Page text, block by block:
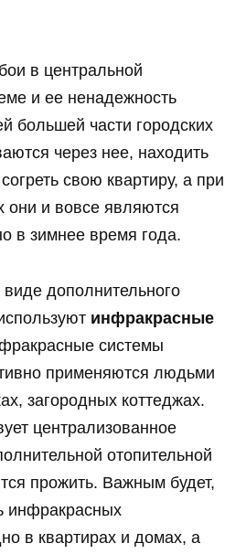
в центральной
и ее ненадежность
большей части городских
через нее, находить
свою квартиру, а при
они и вовсе являются
в зимнее время года.
дополнительного
инфракрасные
системы
применяются людьми
загородных коттеджах.
централизованное
отопительной
прожить. Важным будет,
инфракрасных
в квартирах и домах, а